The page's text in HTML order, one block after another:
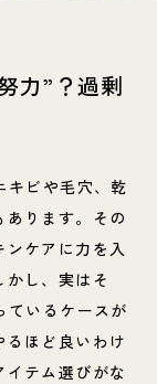
力”？過剰
キビや毛穴、乾
ります。その
ケアに力を入
し、実はそ
ているケースが
ほど良いわけ
テム選びがな